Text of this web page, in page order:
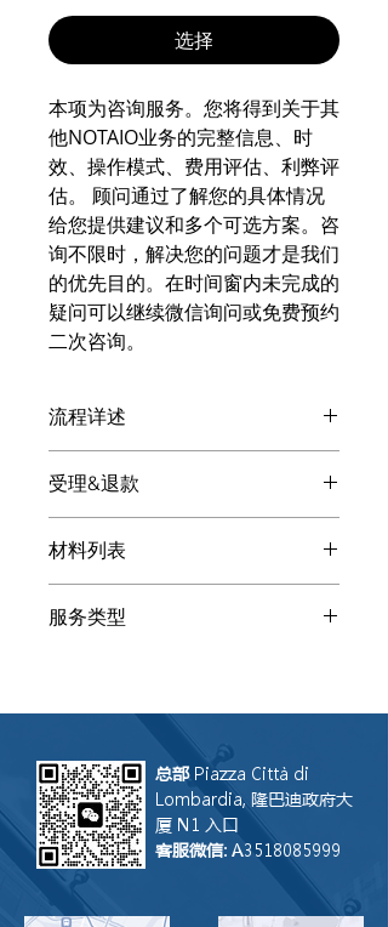
选择
本项为咨询服务。您将得到关于其
他NOTAIO业务的完整信息、时
效、操作模式、费用评估、利弊评
估。 顾问通过了解您的具体情况
给您提供建议和多个可选方案。咨
询不限时，解决您的问题才是我们
的优先目的。在时间窗内未完成的
疑问可以继续微信询问或免费预约
二次咨询。
流程详述
微信会显现，请扫码添加。请发送下述
基本材料提高沟通效率和质量。客服会
将您指向专业顾问（律师、会计、公证
师、税顾、译员...）
受理&退款
供多种解决方案。您自由选择是否让
LGS联合律师事务所处理。如果我们受
理， 咨询费可用来抵消总成本。如果
您听了方案后让其他事务所受理，LGS
务所没能完成操作，LGS联合律师事务
材料列表
料：相关人身份证/居留/护照、协议、
服务类型
总部 Piazza Città di
Lombardia, 隆巴迪政府大
厦 N1 入口
客服微信: A3518085999